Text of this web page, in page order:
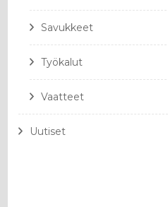
Savukkeet
Työkalut
Vaatteet
Uutiset